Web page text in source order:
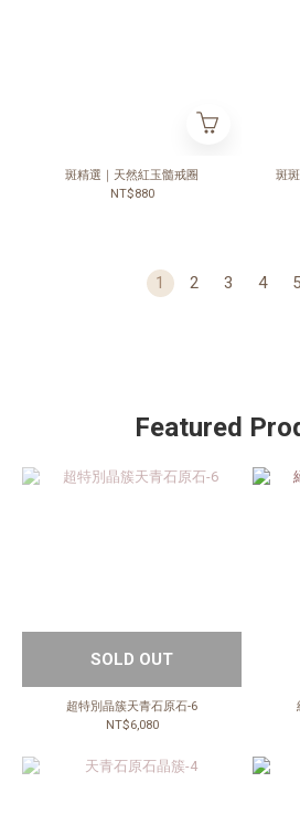
斑精選｜天然紅玉髓戒圈
NT$880
斑
1 2 3 4 5
Featured
SOLD OUT
超特別晶簇天青石原石-6
NT$6,080